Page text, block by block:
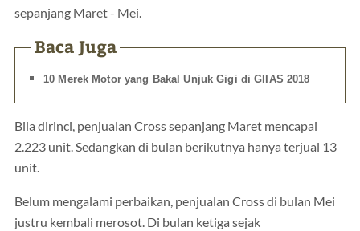
sepanjang Maret - Mei.
Baca Juga
10 Merek Motor yang Bakal Unjuk Gigi di GIIAS 2018
Bila dirinci, penjualan Cross sepanjang Maret mencapai
2.223 unit. Sedangkan di bulan berikutnya hanya terjual 13
unit.
Belum mengalami perbaikan, penjualan Cross di bulan Mei
justru kembali merosot. Di bulan ketiga sejak